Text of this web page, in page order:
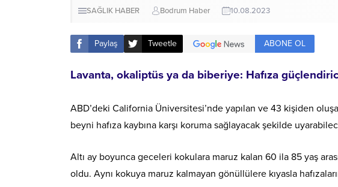
SAĞLIK HABER Bodrum Haber 10.08.2023
Paylaş Tweetle ABONE OL
Lavanta, okaliptüs ya da biberiye: Hafıza
ABD’deki California Üniversitesi’nde yapılan ve 43 kişiden
beyni hafıza kaybına karşı koruma sağlayacak şekilde
Altı ay boyunca geceleri kokulara maruz kalan 60 ila 85 yaş
oldu. Aynı kokuya maruz kalmayan gönüllülere kıyasla